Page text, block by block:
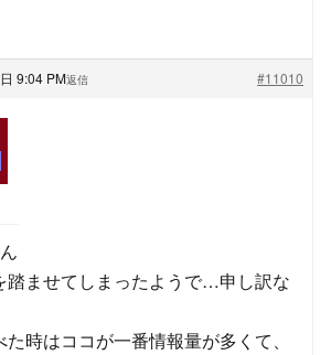
9:04 PM #11010
返信
踏ませてしまったようで…申し訳な
た時はココが一番情報量が多くて、